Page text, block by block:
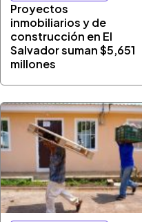
Proyectos
inmobiliarios y de
construcción en El
Salvador suman $5,651
millones